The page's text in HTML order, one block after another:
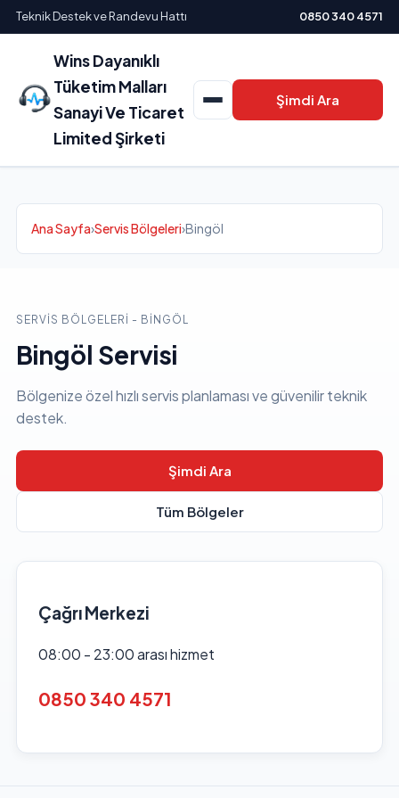
Teknik Destek ve Randevu Hattı 0850 340 4571
Wins Dayanıklı
Tüketim Malları
Sanayi Ve Ticaret
Limited Şirketi
Şimdi Ara
Ana Sayfa›Servis Bölgeleri›Bingöl
SERVIS BÖLGELERI - BINGÖL
Bingöl Servisi
Bölgenize özel hızlı servis planlaması ve güvenilir teknik
destek.
Şimdi Ara
Tüm Bölgeler
Çağrı Merkezi
08:00 - 23:00 arası hizmet
0850 340 4571